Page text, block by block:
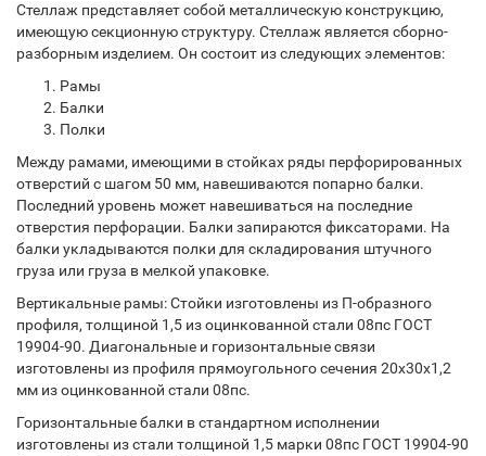
Стеллаж представляет собой металлическую конструкцию,
имеющую секционную структуру. Стеллаж является сборно-
разборным изделием. Он состоит из следующих элементов:
Рамы
Балки
Полки
Между рамами, имеющими в стойках ряды перфорированных
отверстий с шагом 50 мм, навешиваются попарно балки.
Последний уровень может навешиваться на последние
отверстия перфорации. Балки запираются фиксаторами. На
балки укладываются полки для складирования штучного
груза или груза в мелкой упаковке.
Вертикальные рамы: Стойки изготовлены из П-образного
профиля, толщиной 1,5 из оцинкованной стали 08пс ГОСТ
19904-90. Диагональные и горизонтальные связи
изготовлены из профиля прямоугольного сечения 20х30х1,2
мм из оцинкованной стали 08пс.
Горизонтальные балки в стандартном исполнении
изготовлены из стали толщиной 1,5 марки 08пс ГОСТ 19904-90